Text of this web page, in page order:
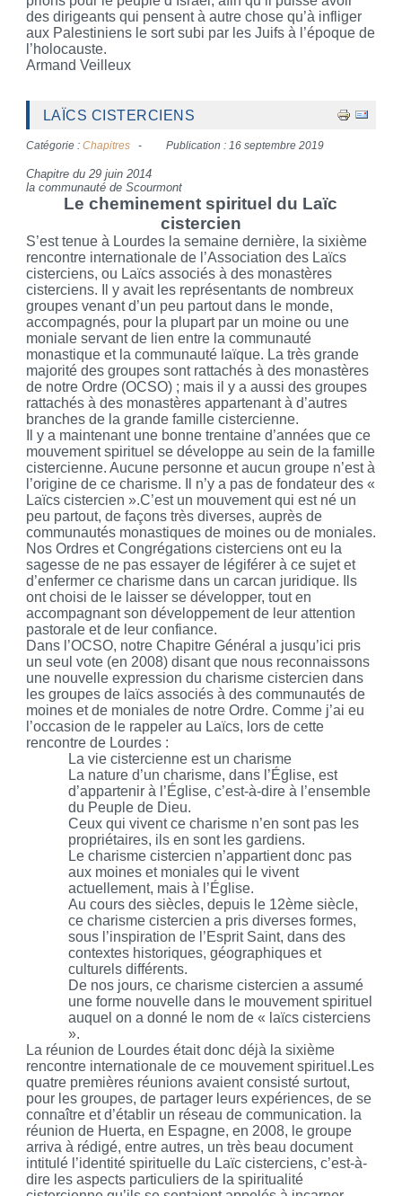
des dirigeants qui pensent à autre chose qu’à infliger
aux Palestiniens le sort subi par les Juifs à l’époque de
l’holocauste.
Armand Veilleux
LAÏCS CISTERCIENS
Catégorie : Chapitres Publication : 16 septembre 2019
Chapitre du 29 juin 2014
la communauté de Scourmont
Le cheminement spirituel du Laïc
cistercien
S’est tenue à Lourdes la semaine dernière, la sixième
rencontre internationale de l’Association des Laïcs
cisterciens, ou Laïcs associés à des monastères
cisterciens. Il y avait les représentants de nombreux
groupes venant d’un peu partout dans le monde,
accompagnés, pour la plupart par un moine ou une
moniale servant de lien entre la communauté
monastique et la communauté laïque. La très grande
majorité des groupes sont rattachés à des monastères
de notre Ordre (OCSO) ; mais il y a aussi des groupes
rattachés à des monastères appartenant à d’autres
branches de la grande famille cistercienne.
Il y a maintenant une bonne trentaine d’années que ce
mouvement spirituel se développe au sein de la famille
cistercienne. Aucune personne et aucun groupe n’est à
l’origine de ce charisme. Il n’y a pas de fondateur des «
Laïcs cistercien ».C’est un mouvement qui est né un
peu partout, de façons très diverses, auprès de
communautés monastiques de moines ou de moniales.
Nos Ordres et Congrégations cisterciens ont eu la
sagesse de ne pas essayer de légiférer à ce sujet et
d’enfermer ce charisme dans un carcan juridique. Ils
ont choisi de le laisser se développer, tout en
accompagnant son développement de leur attention
pastorale et de leur confiance.
Dans l’OCSO, notre Chapitre Général a jusqu’ici pris
un seul vote (en 2008) disant que nous reconnaissons
une nouvelle expression du charisme cistercien dans
les groupes de laïcs associés à des communautés de
moines et de moniales de notre Ordre. Comme j’ai eu
l’occasion de le rappeler au Laïcs, lors de cette
rencontre de Lourdes :
La vie cistercienne est un charisme
La nature d’un charisme, dans l’Église, est
d’appartenir à l’Église, c’est-à-dire à l’ensemble
du Peuple de Dieu.
Ceux qui vivent ce charisme n’en sont pas les
propriétaires, ils en sont les gardiens.
Le charisme cistercien n’appartient donc pas
aux moines et moniales qui le vivent
actuellement, mais à l’Église.
Au cours des siècles, depuis le 12ème siècle,
ce charisme cistercien a pris diverses formes,
sous l’inspiration de l’Esprit Saint, dans des
contextes historiques, géographiques et
culturels différents.
De nos jours, ce charisme cistercien a assumé
une forme nouvelle dans le mouvement spirituel
auquel on a donné le nom de « laïcs cisterciens
».
La réunion de Lourdes était donc déjà la sixième
rencontre internationale de ce mouvement spirituel.Les
quatre premières réunions avaient consisté surtout,
pour les groupes, de partager leurs expériences, de se
connaître et d’établir un réseau de communication. la
réunion de Huerta, en Espagne, en 2008, le groupe
arriva à rédigé, entre autres, un très beau document
intitulé l’identité spirituelle du Laïc cisterciens, c’est-à-
dire les aspects particuliers de la spiritualité